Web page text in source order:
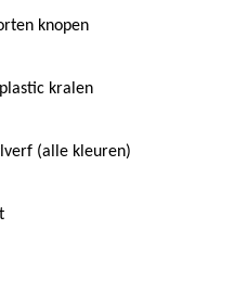
knopen
kralen
(alle kleuren)